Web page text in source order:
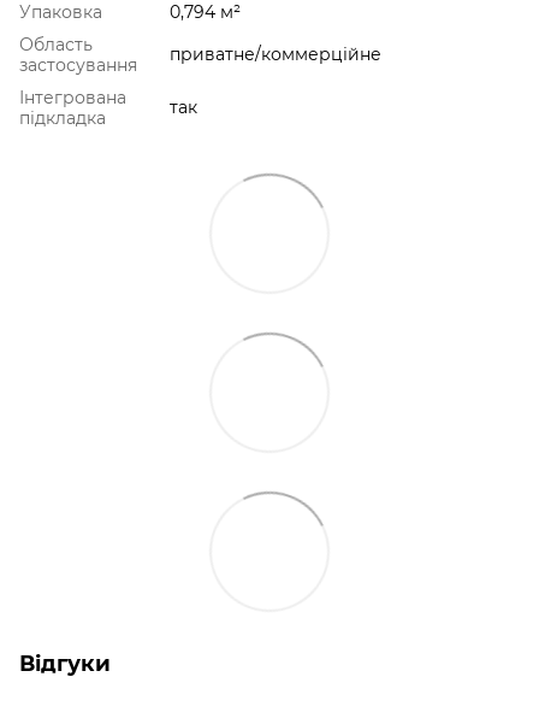
Упаковка
0,794 м²
Область
застосування
приватне/коммерційне
Інтегрована
підкладка
так
Відгуки